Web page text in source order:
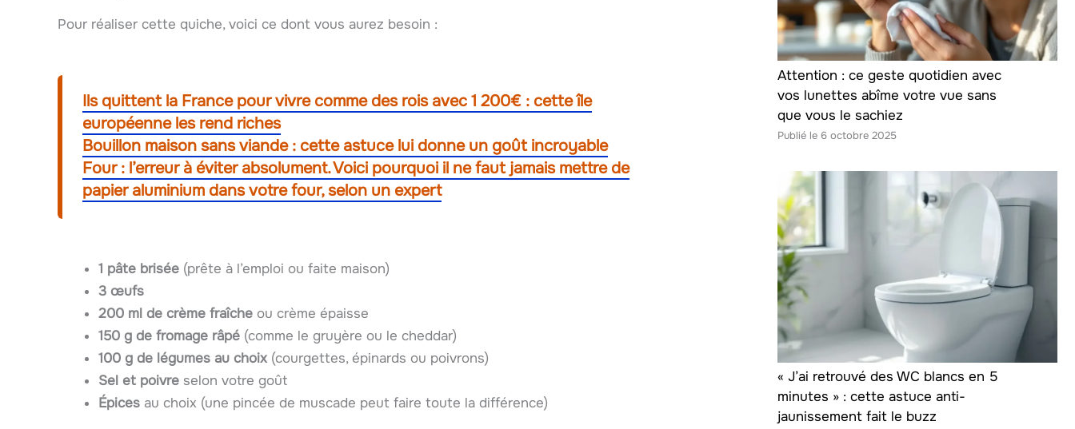
Pour réaliser cette quiche, voici ce dont vous aurez besoin :
Ils quittent la France pour vivre comme des rois avec 1 200€ : cette île
européenne les rend riches
Bouillon maison sans viande : cette astuce lui donne un goût incroyable
Four : l’erreur à éviter absolument. Voici pourquoi il ne faut jamais mettre de
papier aluminium dans votre four, selon un expert
1 pâte brisée (prête à l’emploi ou faite maison)
3 œufs
200 ml de crème fraîche ou crème épaisse
150 g de fromage râpé (comme le gruyère ou le cheddar)
100 g de légumes au choix(courgettes, épinards ou poivrons)
Sel et poivre selon votre goût
Épices au choix (une pincée de muscade peut faire toute la différence)
Attention : ce geste quotidien avec
vos lunettes abîme votre vue sans
que vous le sachiez
6 octobre 2025
« J’ai retrouvé des WC blancs en 5
minutes » : cette astuce anti-
jaunissement fait le buzz